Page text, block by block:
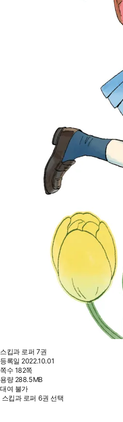
스킵과 로퍼 7권
등록일 2022.10.01
쪽수 182쪽
용량 288.5MB
대여 불가
스킵과 로퍼 6권 선택